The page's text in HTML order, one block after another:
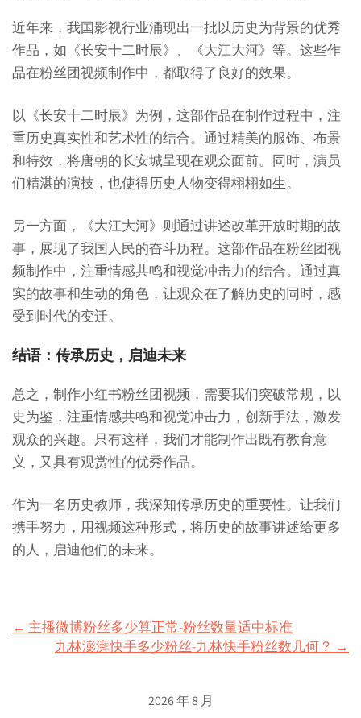
近年来，我国影视行业涌现出一批以历史为背景的优秀
作品，如《长安十二时辰》、《大江大河》等。这些作
品在粉丝团视频制作中，都取得了良好的效果。
以《长安十二时辰》为例，这部作品在制作过程中，注
重历史真实性和艺术性的结合。通过精美的服饰、布景
和特效，将唐朝的长安城呈现在观众面前。同时，演员
们精湛的演技，也使得历史人物变得栩栩如生。
另一方面，《大江大河》则通过讲述改革开放时期的故
事，展现了我国人民的奋斗历程。这部作品在粉丝团视
频制作中，注重情感共鸣和视觉冲击力的结合。通过真
实的故事和生动的角色，让观众在了解历史的同时，感
受到时代的变迁。
结语：传承历史，启迪未来
总之，制作小红书粉丝团视频，需要我们突破常规，以
史为鉴，注重情感共鸣和视觉冲击力，创新手法，激发
观众的兴趣。只有这样，我们才能制作出既有教育意
义，又具有观赏性的优秀作品。
作为一名历史教师，我深知传承历史的重要性。让我们
携手努力，用视频这种形式，将历史的故事讲述给更多
的人，启迪他们的未来。
Post
navigation
← 主播微博粉丝多少算正常-粉丝数量适中标准
九林澎湃快手多少粉丝-九林快手粉丝数几何？ →
2026 年 8 月